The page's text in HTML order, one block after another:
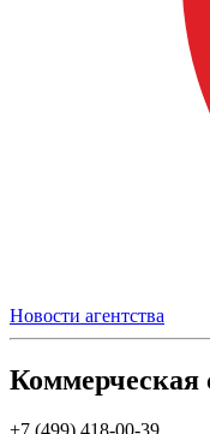
Новости агентства
Коммерческая